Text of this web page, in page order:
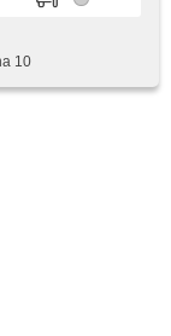
2-Zonen
přední,
do kopce
10